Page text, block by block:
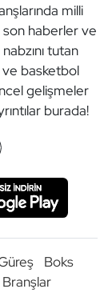
milli
son haberler ve
tutan
ve basketbol
gelişmeler
burada!
Boks